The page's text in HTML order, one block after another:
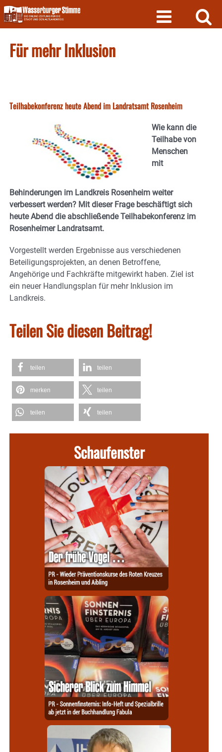
Skip
to
content
Für mehr Inklusion
Teilhabekonferenz heute Abend im Landratsamt Rosenheim
Wie kann die
Teilhabe von
Menschen
mit
Behinderungen im Landkreis Rosenheim weiter
verbessert werden? Mit dieser Frage beschäftigt sich
heute Abend die abschließende Teilhabekonferenz im
Rosenheimer Landratsamt.
Vorgestellt werden Ergebnisse aus verschiedenen
Beteiligungsprojekten, an denen Betroffene,
Angehörige und Fachkräfte mitgewirkt haben. Ziel ist
ein neuer Handlungsplan für mehr Inklusion im
Landkreis.
Teilen Sie diesen Beitrag!
teilen teilen
merken teilen
teilen teilen
Schaufenster